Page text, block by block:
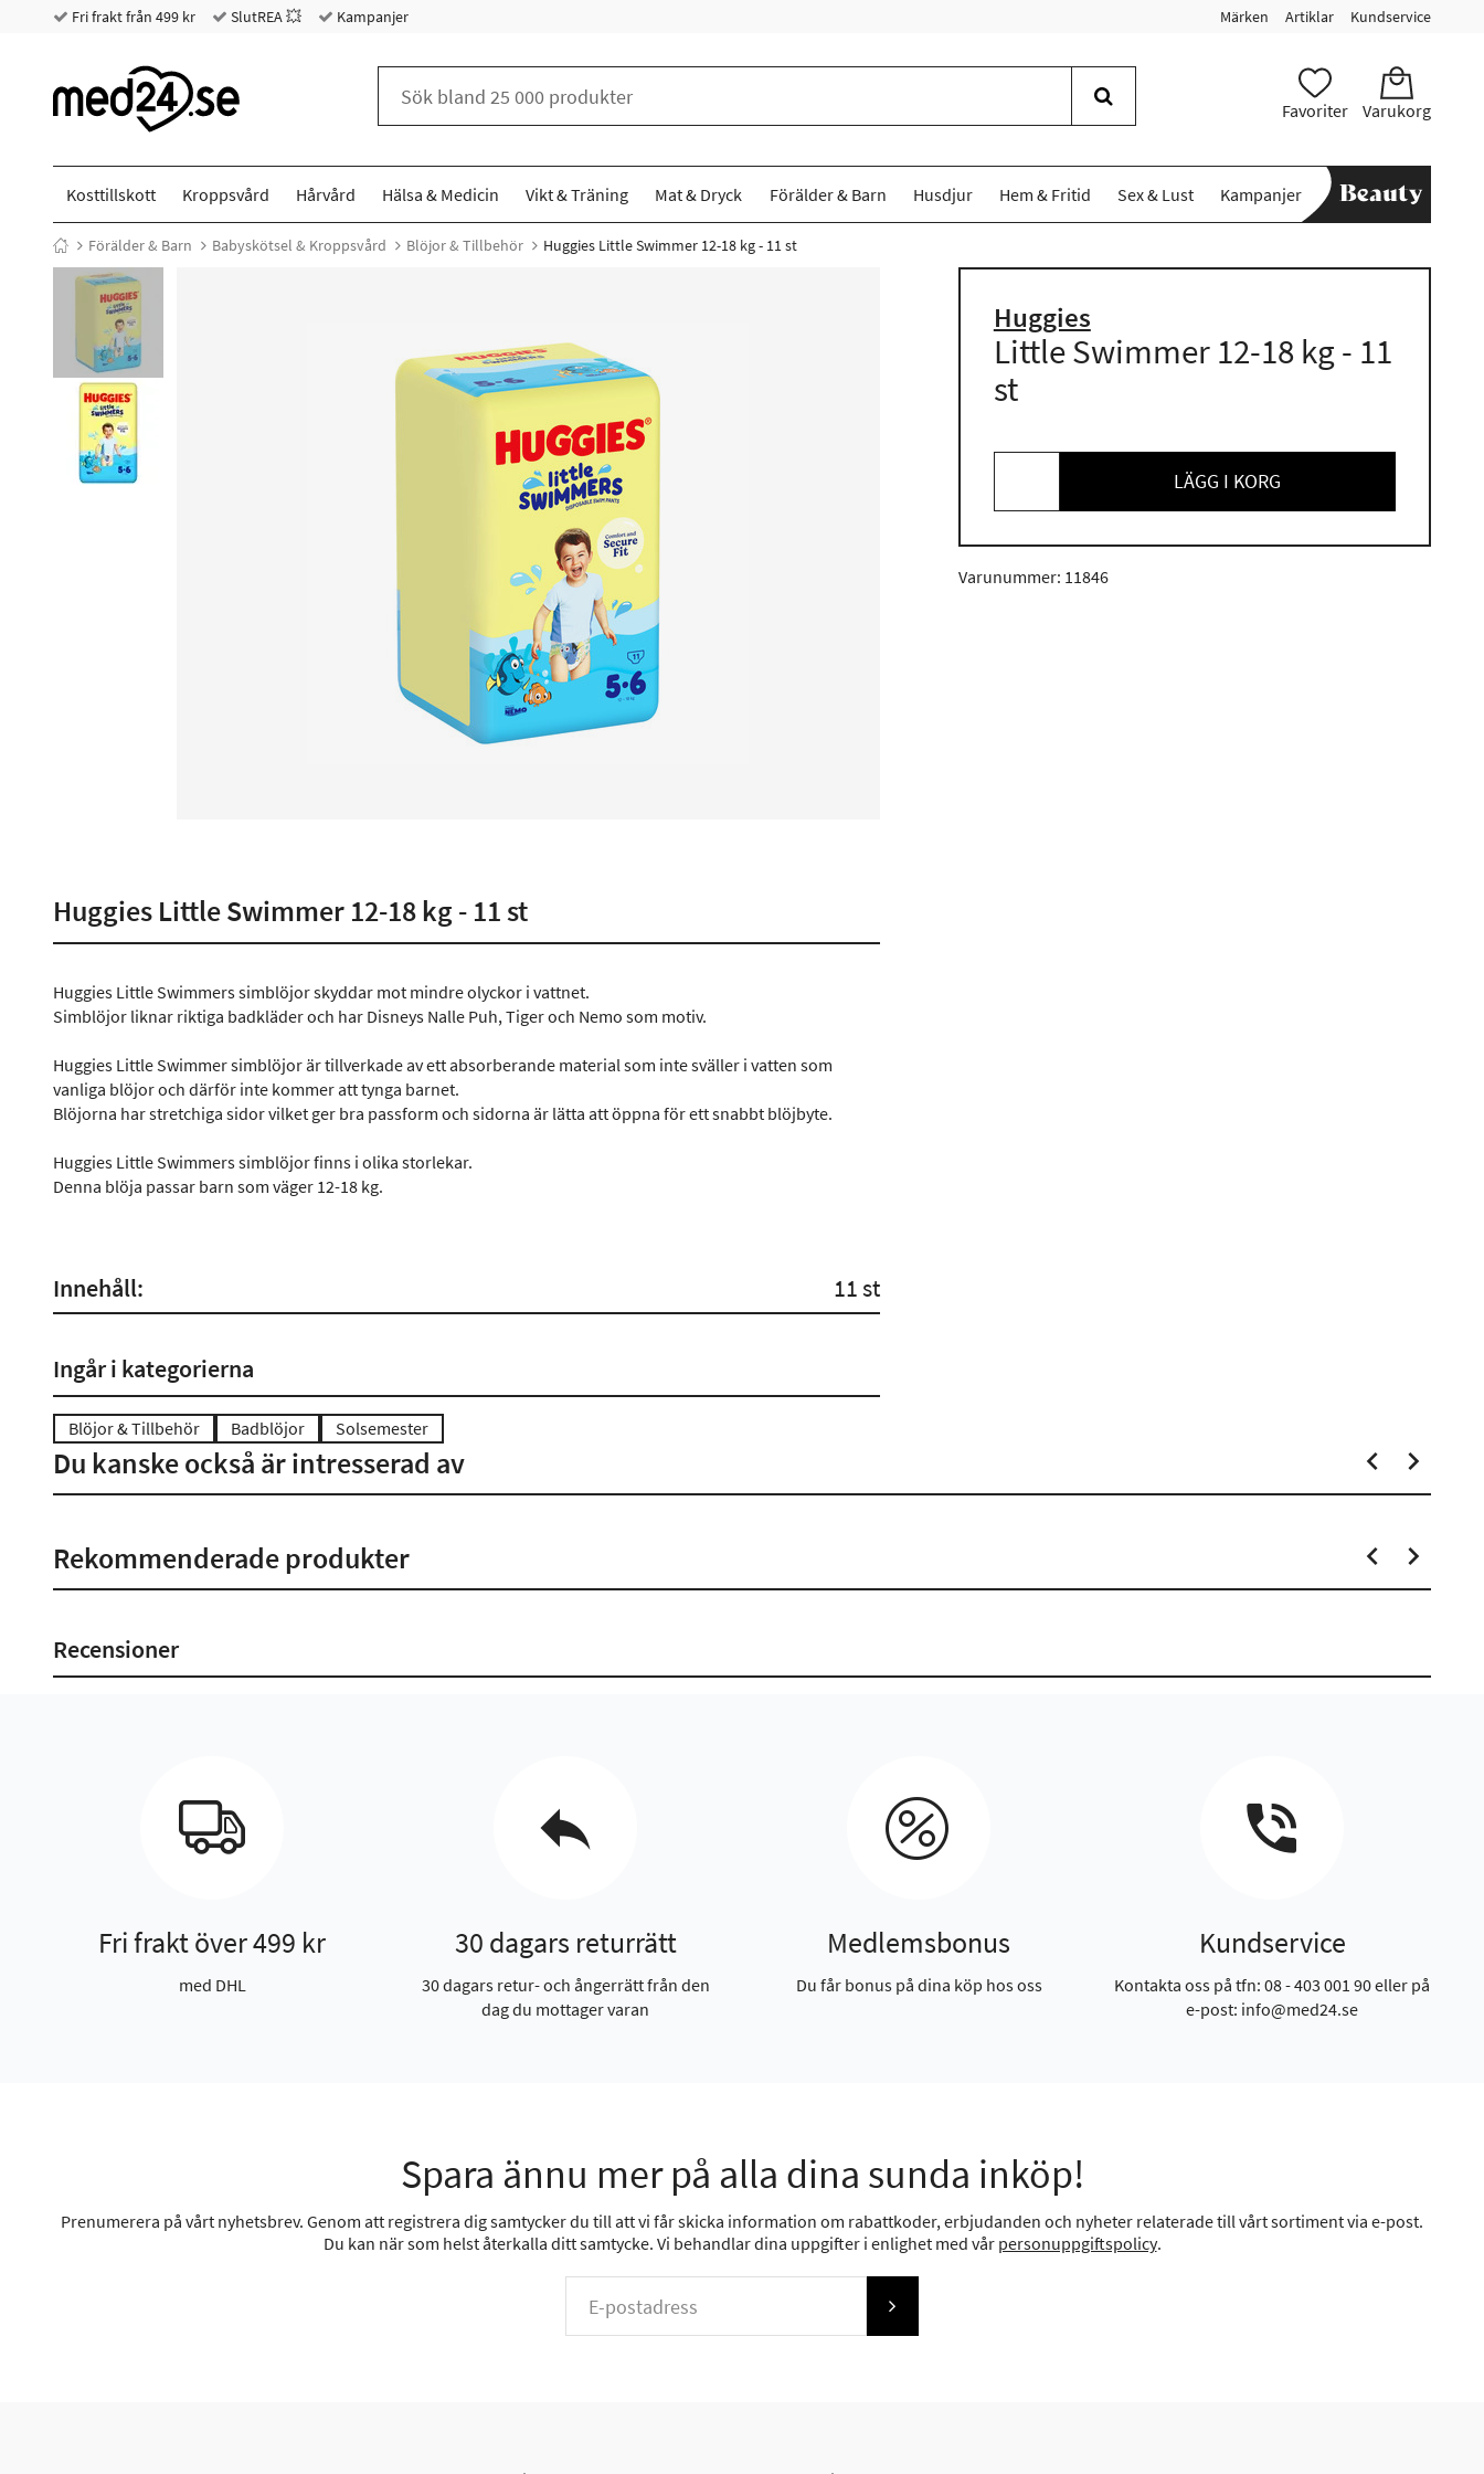
Fri frakt från 499 kr SlutREA 💥 Kampanjer Märken Artiklar Kundservice
Favoriter Varukorg
Kosttillskott Kroppsvård Hårvård Hälsa & Medicin Vikt & Träning Mat & Dryck Förälder & Barn Husdjur Hem & Fritid Sex & Lust Kampanjer
Förälder & Barn Babyskötsel & Kroppsvård Blöjor & Tillbehör Huggies Little Swimmer 12-18 kg - 11 st
Huggies
Little Swimmer 12-18 kg - 11
st
LÄGG I KORG
Varunummer: 11846
Huggies Little Swimmer 12-18 kg - 11 st
Huggies Little Swimmers simblöjor skyddar mot mindre olyckor i vattnet.
Simblöjor liknar riktiga badkläder och har Disneys Nalle Puh, Tiger och Nemo som motiv.
Huggies Little Swimmer simblöjor är tillverkade av ett absorberande material som inte sväller i vatten som
vanliga blöjor och därför inte kommer att tynga barnet.
Blöjorna har stretchiga sidor vilket ger bra passform och sidorna är lätta att öppna för ett snabbt blöjbyte.
Huggies Little Swimmers simblöjor finns i olika storlekar.
Denna blöja passar barn som väger 12-18 kg.
Innehåll: 11 st
Ingår i kategorierna
Blöjor & Tillbehör Badblöjor Solsemester
Du kanske också är intresserad av
Rekommenderade produkter
Recensioner
Fri frakt över 499 kr
med DHL
30 dagars returrätt
30 dagars retur- och ångerrätt från den
dag du mottager varan
Medlemsbonus
Du får bonus på dina köp hos oss
Kundservice
Kontakta oss på tfn: 08 - 403 001 90 eller på
e-post: info@med24.se
Spara ännu mer på alla dina sunda inköp!
Prenumerera på vårt nyhetsbrev. Genom att registrera dig samtycker du till att vi får skicka information om rabattkoder, erbjudanden och nyheter relaterade till vårt sortiment via e-post.
Du kan när som helst återkalla ditt samtycke. Vi behandlar dina uppgifter i enlighet med vår personuppgiftspolicy.